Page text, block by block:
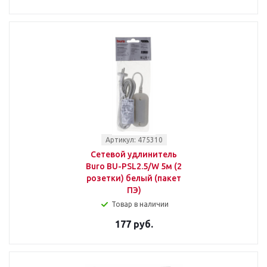
Артикул: 475310
Сетевой удлинитель
Buro BU-PSL2.5/W 5м (2
розетки) белый (пакет
ПЭ)
Товар в наличии
177 руб.